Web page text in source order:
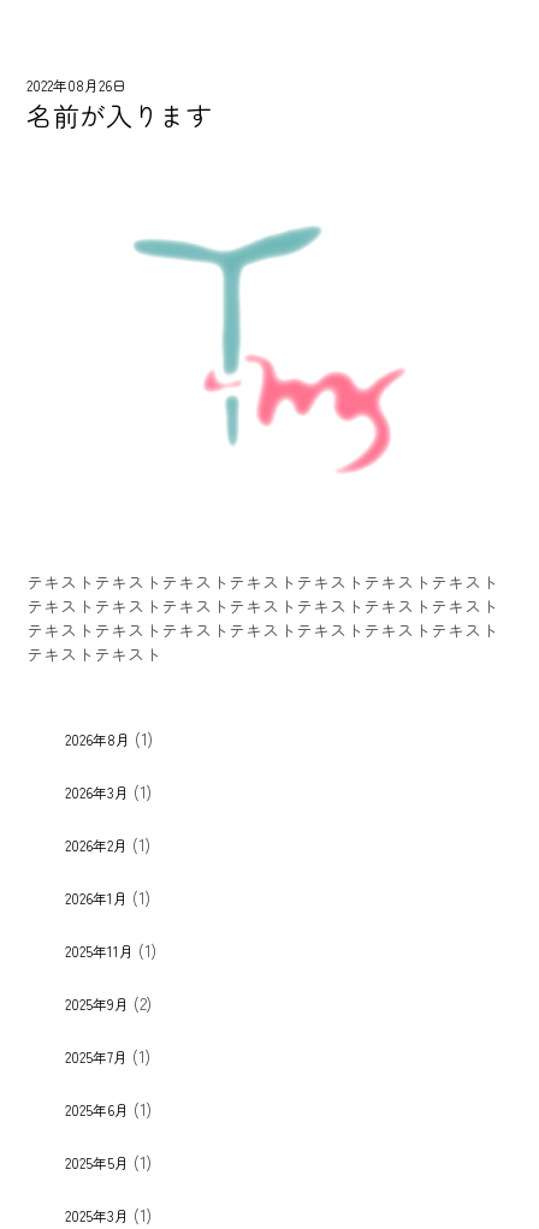
2022年08月26日
名前が入ります
テキストテキストテキストテキストテキストテキストテキスト
テキストテキストテキストテキストテキストテキストテキスト
テキストテキストテキストテキストテキストテキストテキスト
テキストテキスト
2026年8月 (1)
2026年3月 (1)
2026年2月 (1)
2026年1月 (1)
2025年11月 (1)
2025年9月 (2)
2025年7月 (1)
2025年6月 (1)
2025年5月 (1)
2025年3月 (1)